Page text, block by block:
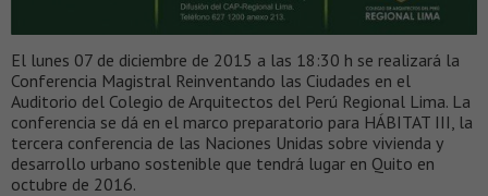
El lunes 07 de diciembre de 2015 a las 18:30 h se realizará la
Conferencia Magistral Reinventando las Ciudades en el
Auditorio del Colegio de Arquitectos del Perú Regional Lima. La
conferencia se dá en el marco preparatorio para HÁBITAT III, la
tercera conferencia de las Naciones Unidas sobre vivienda y
desarrollo urbano sostenible que tendrá lugar en Quito en
octubre de 2016.